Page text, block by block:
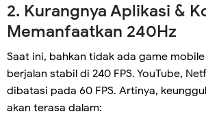
2. Kurangnya Aplikasi &
Memanfaatkan 240Hz
Saat ini, bahkan tidak ada game
berjalan stabil di 240 FPS. YouTube,
dibatasi pada 60 FPS. Artinya,
akan terasa dalam: